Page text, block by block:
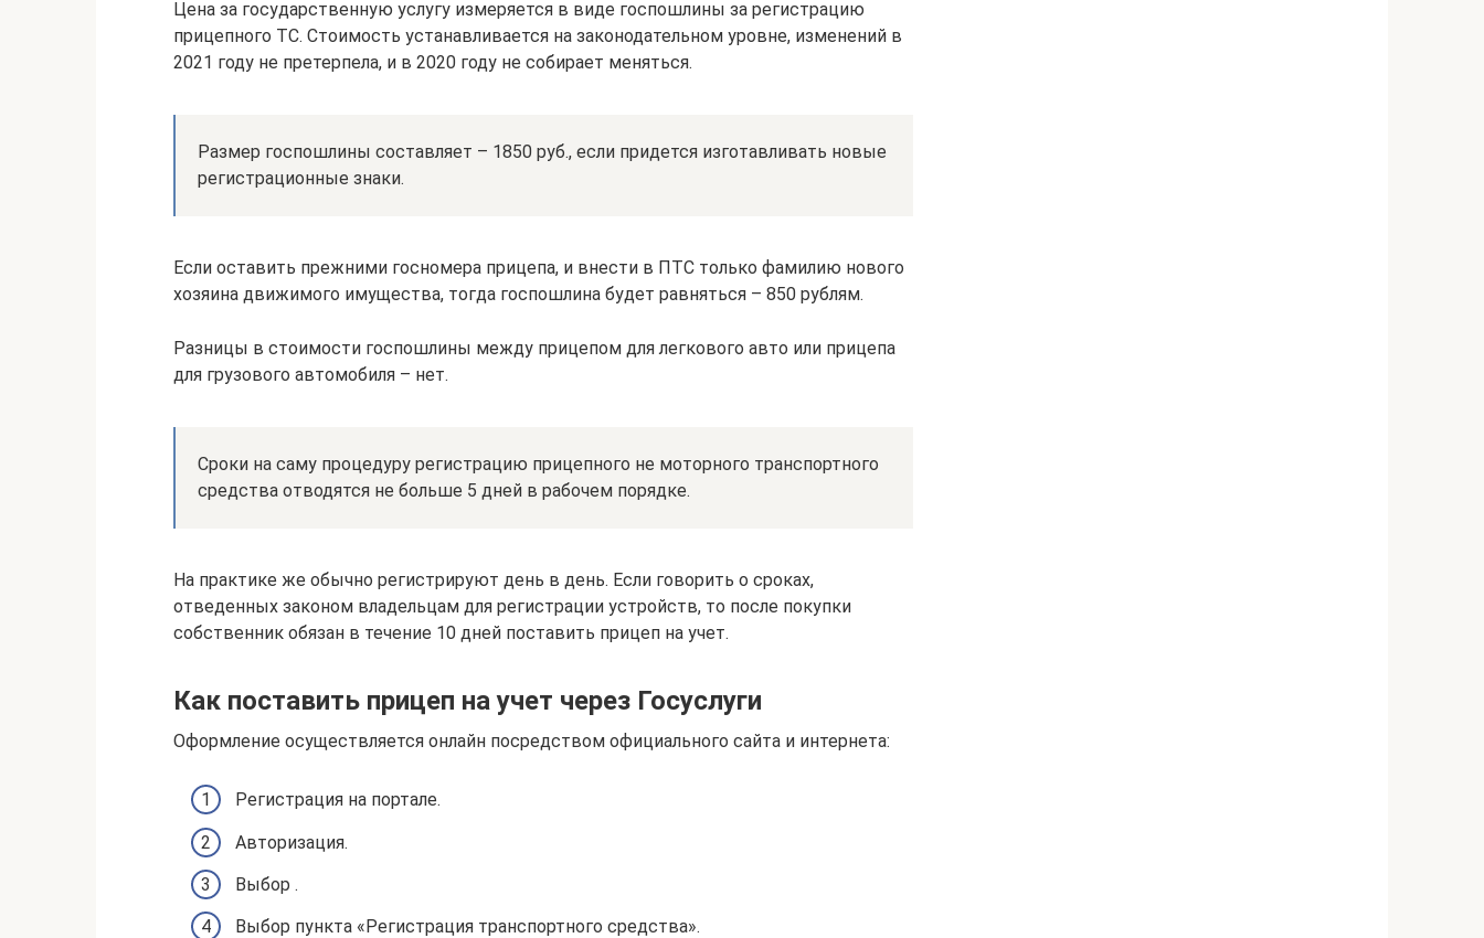
Цена за государственную услугу измеряется в виде госпошлины за регистрацию
прицепного ТС. Стоимость устанавливается на законодательном уровне, изменений в
2021 году не претерпела, и в 2020 году не собирает меняться.
Размер госпошлины составляет – 1850 руб., если придется изготавливать новые
регистрационные знаки.
Если оставить прежними госномера прицепа, и внести в ПТС только фамилию нового
хозяина движимого имущества, тогда госпошлина будет равняться – 850 рублям.
Разницы в стоимости госпошлины между прицепом для легкового авто или прицепа
для грузового автомобиля – нет.
Сроки на саму процедуру регистрацию прицепного не моторного транспортного
средства отводятся не больше 5 дней в рабочем порядке.
На практике же обычно регистрируют день в день. Если говорить о сроках,
отведенных законом владельцам для регистрации устройств, то после покупки
собственник обязан в течение 10 дней поставить прицеп на учет.
Как поставить прицеп на учет через Госуслуги
Оформление осуществляется онлайн посредством официального сайта и интернета:
Регистрация на портале.
Авторизация.
Выбор .
Выбор пункта «Регистрация транспортного средства».